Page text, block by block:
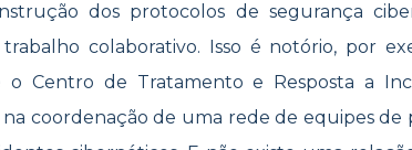
dos protocolos de segurança
colaborativo. Isso é notório, por
o Centro de Tratamento e Resposta a
coordenação de uma rede de equipes de